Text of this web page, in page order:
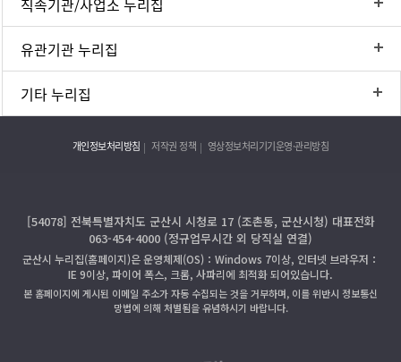
직속기관/사업소 누리집
유관기관 누리집
기타 누리집
개인정보처리방침 저작권 정책 영상정보처리기기운영·관리방침
[54078] 전북특별자치도 군산시 시청로 17 (조촌동, 군산시청) 대표전화
063-454-4000 (정규업무시간 외 당직실 연결)
군산시 누리집(홈페이지)은 운영체제(OS)：Windows 7이상, 인터넷 브라우저：
IE 9이상, 파이어 폭스, 크롬, 사파리에 최적화 되어있습니다.
본 홈페이지에 게시된 이메일 주소가 자동 수집되는 것을 거부하며, 이를 위반시 정보통신
망법에 의해 처벌됨을 유념하시기 바랍니다.